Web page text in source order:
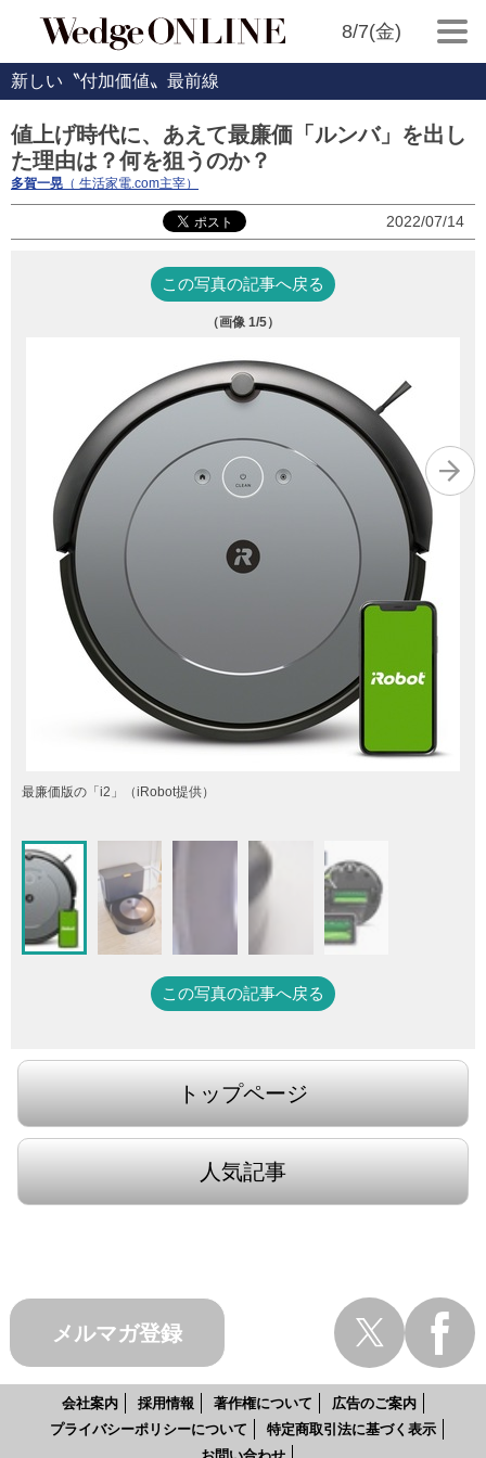
8/7(金)
新しい〝付加価値〟最前線
値上げ時代に、あえて最廉価「ルンバ」を出し
た理由は？何を狙うのか？
多賀一晃 （ 生活家電.com主宰）
2022/07/14
この写真の記事へ戻る
（画像 1/5）
最廉価版の「i2」（iRobot提供）
この写真の記事へ戻る
トップページ
人気記事
メルマガ登録
会社案内 採用情報 著作権について
広告のご案内
プライバシーポリシーについて
特定商取引法に基づく表示